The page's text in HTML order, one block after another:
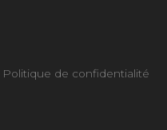
Politique de confidentialité